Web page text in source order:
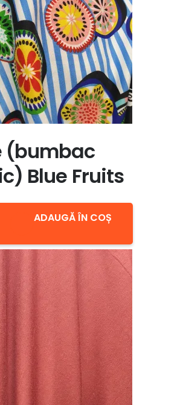
(bumbac
Blue Fruits
ADAUGĂ ÎN COȘ